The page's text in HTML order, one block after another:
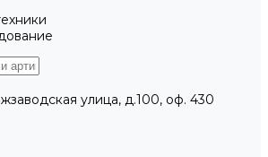
улица, д.100, оф. 430